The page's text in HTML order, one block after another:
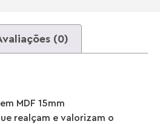
(0)
MDF 15mm
realçam e valorizam o